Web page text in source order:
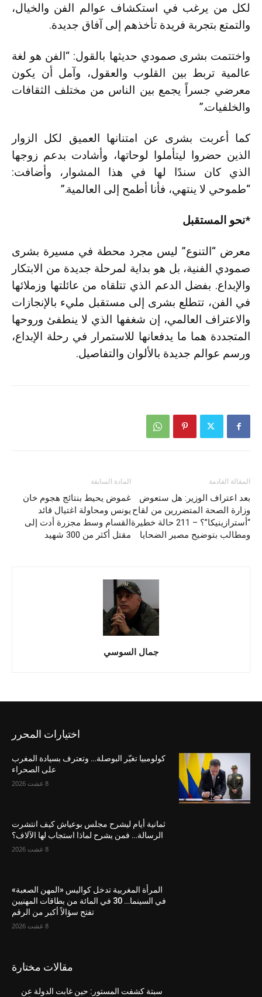
لكل من يرغب في استكشاف عوالم الفن والخيال،
والتمتع بتجربة فريدة تأخذهم إلى آفاق جديدة.
واختتمت بشرى صمودي حديثها بالقول: “الفن هو لغة
عالمية تربط بين القلوب والعقول، وآمل أن يكون
معرضي جسراً يجمع بين الناس من مختلف الثقافات
والخلفيات.”
كما أعربت بشرى عن امتنانها العميق لكل الزوار
الذين حضروا ليتأملوا لوحاتها، وأشادت بدعم زوجها
الذي كان سندًا لها في هذا المشوار، وأضافت:
“طموحي لا ينتهي، فأنا أطمح إلى العالمية.”
*نحو المستقبل
معرض “التنوع” ليس مجرد محطة في مسيرة بشرى
صمودي الفنية، بل هو بداية لمرحلة جديدة من الابتكار
والإبداع. بفضل الدعم الذي تتلقاه من عائلتها وزملائها
في الفن، تتطلع بشرى إلى مستقبل مليء بالإنجازات
والاعتراف العالمي، إن شغفها الذي لا ينطفئ وروحها
المتجددة هما ما يدفعانها للاستمرار في رحلة الإبداع،
ورسم عوالم جديدة بالألوان والتفاصيل.
المادة السابقة
غموض يحيط بنتائج هجوم خان
يونس ومحاولة اغتيال قائد
القسام وسط مجزرة أدت إلى
مقتل أكثر من 300 شهيد
المقالة القادمة
بعد اعتراف الوزير: هل ستعوض
وزارة الصحة المتضررين من لقاح
“أسترازينيكا”؟ – 211 حالة خطيرة
ومطالب بتوضيح مصير الضحايا
جمال السوسي
اختيارات المحرر
كولومبيا تغيّر البوصلة… وتعترف بسيادة المغرب
على الصحراء
8 غشت 2026
ثمانية أيام ليشرح مجلس بوعياش كيف انتشرت
الرسالة… فمن يشرح لماذا استجاب لها الآلاف؟
8 غشت 2026
المرأة المغربية تدخل كواليس «المهن الصعبة»
في السينما… 30 في المائة من بطاقات المهنيين
تفتح سؤالاً أكبر من الرقم
8 غشت 2026
مقالات مختارة
سبتة كشفت المستور: حين غابت الدولة عن